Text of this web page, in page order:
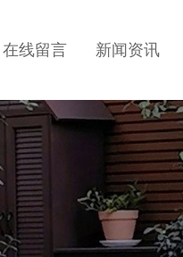
在线留言 新闻资讯